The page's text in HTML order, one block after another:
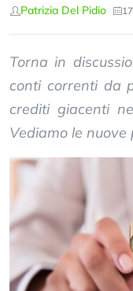
Patrizia Del Pidio
Torna in
conti correnti da
crediti giacenti
Vediamo le nuove